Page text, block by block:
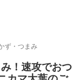
ず・つまみ
！速攻でおつ